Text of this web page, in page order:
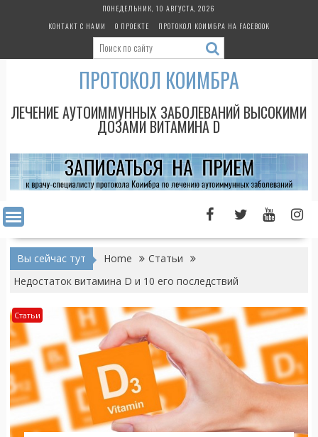
ПОНЕДЕЛЬНИК, 10 АВГУСТА, 2026
КОНТАКТ С НАМИ
О ПРОЕКТЕ ПРОТОКОЛ КОИМБРА НА FACEBOOK
ПРОТОКОЛ КОИМБРА
ЛЕЧЕНИЕ АУТОИММУННЫХ ЗАБОЛЕВАНИЙ ВЫСОКИМИ
ДОЗАМИ ВИТАМИНА D
Вы сейчас тут Home
Статьи
Недостаток витамина D и 10 его последствий
Статьи